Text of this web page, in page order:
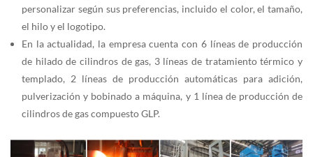
personalizar según sus preferencias, incluido el color, el tamaño,
el hilo y el logotipo.
En la actualidad, la empresa cuenta con 6 líneas de producción
de hilado de cilindros de gas, 3 líneas de tratamiento térmico y
templado, 2 líneas de producción automáticas para adición,
pulverización y bobinado a máquina, y 1 línea de producción de
cilindros de gas compuesto GLP.